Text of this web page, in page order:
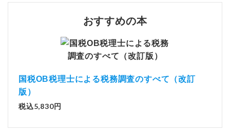
おすすめの本
国税OB税理士による税務調査のすべて（改訂
版）
税込5,830円